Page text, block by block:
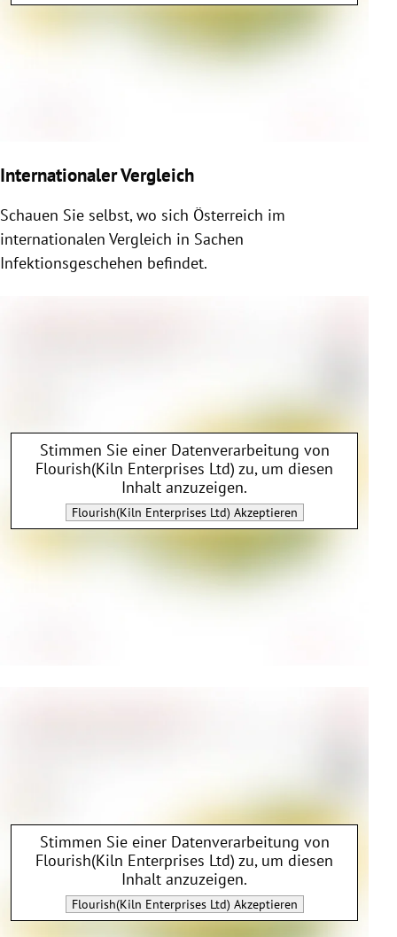
Internationaler Vergleich
Schauen Sie selbst, wo sich Österreich im
internationalen Vergleich in Sachen
Infektionsgeschehen befindet.
Stimmen Sie einer Datenverarbeitung von
Flourish(Kiln Enterprises Ltd) zu, um diesen
Inhalt anzuzeigen.
Flourish(Kiln Enterprises Ltd) Akzeptieren
Stimmen Sie einer Datenverarbeitung von
Flourish(Kiln Enterprises Ltd) zu, um diesen
Inhalt anzuzeigen.
Flourish(Kiln Enterprises Ltd) Akzeptieren